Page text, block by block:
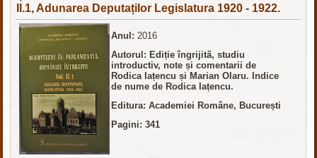
II.1, Adunarea Deputaților Legislatura 1920 - 1922.
Anul:2016
Autorul: Ediție îngrijită, studiu
introductiv, note și comentarii de
Rodica Iațencu și Marian Olaru. Indice
de nume de Rodica Iațencu.
Editura: Academiei Române, București
Pagini: 341